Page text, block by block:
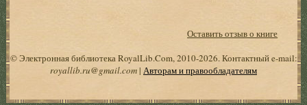
Оставить отзыв о книге
© Электронная библиотека RoyalLib.Com, 2010-2026. Контактный e-mail:
royallib.ru@gmail.com| Авторам и правообладателям